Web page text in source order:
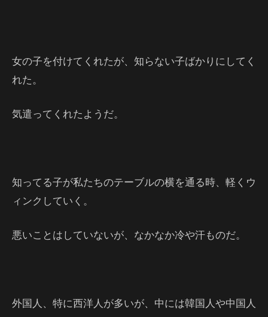
女の子を付けてくれたが、知らない子ばかりにしてく
れた。
気遣ってくれたようだ。
知ってる子が私たちのテーブルの横を通る時、軽くウ
ィンクしていく。
悪いことはしていないが、なかなか冷や汗ものだ。
外国人、特に西洋人が多いが、中には韓国人や中国人